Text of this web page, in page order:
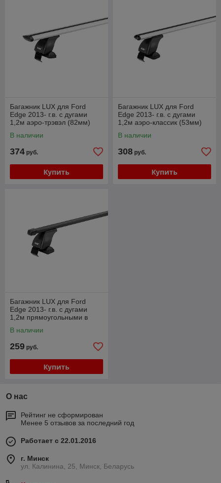
Багажник LUX для Ford
Edge 2013- г.в. с дугами
1,2м аэро-трэвэл (82мм)
В наличии
374 руб.
Купить
Багажник LUX для Ford
Edge 2013- г.в. с дугами
1,2м аэро-классик (53мм)
В наличии
308 руб.
Купить
Багажник LUX для Ford
Edge 2013- г.в. с дугами
1,2м прямоугольными в
В наличии
259 руб.
Купить
О нас
Рейтинг не сформирован
Менее 5 отзывов за последний год
Работает с 22.01.2016
г. Минск
ул. Калинина, 25, Минск, Беларусь